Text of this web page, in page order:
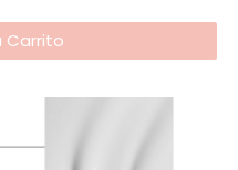
Carrito